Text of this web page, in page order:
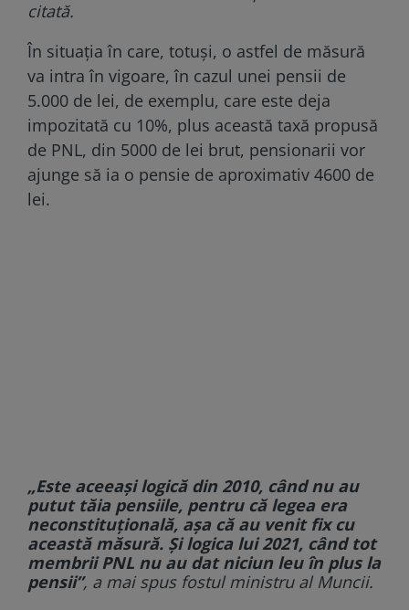
citată.
În situația în care, totuși, o astfel de măsură
va intra în vigoare, în cazul unei pensii de
5.000 de lei, de exemplu, care este deja
impozitată cu 10%, plus această taxă propusă
de PNL, din 5000 de lei brut, pensionarii vor
ajunge să ia o pensie de aproximativ 4600 de
lei.
„Este aceeași logică din 2010, când nu au
putut tăia pensiile, pentru că legea era
neconstituțională, așa că au venit fix cu
această măsură. Și logica lui 2021, când tot
membrii PNL nu au dat niciun leu în plus la
pensii”, a mai spus fostul ministru al Muncii.